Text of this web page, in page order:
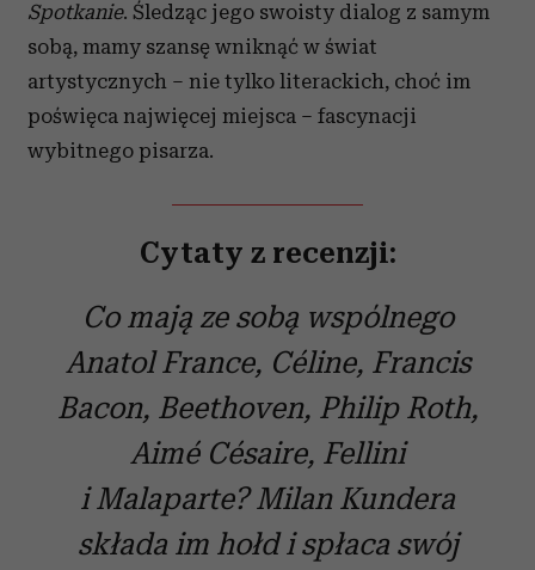
Spotkanie. Śledząc jego swoisty dialog z samym
sobą, mamy szansę wniknąć w świat
artystycznych – nie tylko literackich, choć im
poświęca najwięcej miejsca – fascynacji
wybitnego pisarza.
Cytaty z recenzji:
Co mają ze sobą wspólnego
Anatol France, Céline, Francis
Bacon, Beethoven, Philip Roth,
Aimé Césaire, Fellini
i Malaparte? Milan Kundera
składa im hołd i spłaca swój